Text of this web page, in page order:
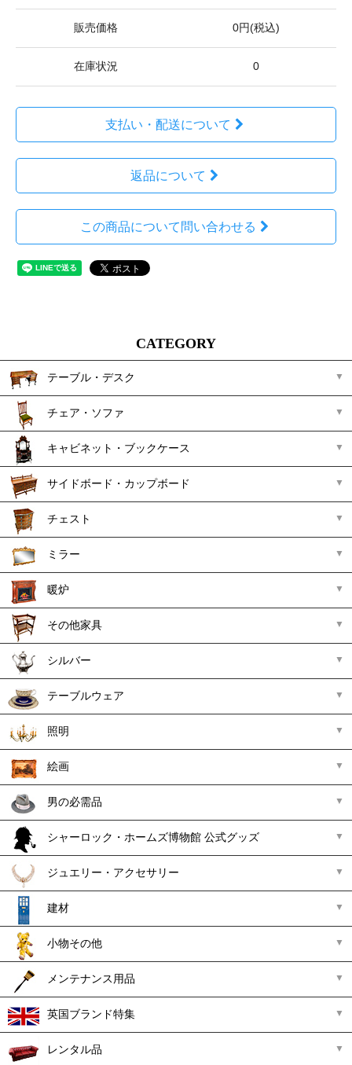
販売価格 0円(税込)
在庫状況 0
支払い・配送について
返品について
この商品について問い合わせる
CATEGORY
テーブル・デスク
チェア・ソファ
キャビネット・ブックケース
サイドボード・カップボード
チェスト
ミラー
暖炉
その他家具
シルバー
テーブルウェア
照明
絵画
男の必需品
シャーロック・ホームズ博物館 公式グッズ
ジュエリー・アクセサリー
建材
小物その他
メンテナンス用品
英国ブランド特集
レンタル品